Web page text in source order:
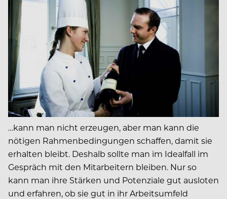
…kann man nicht erzeugen, aber man kann die
nötigen Rahmenbedingungen schaffen, damit sie
erhalten bleibt. Deshalb sollte man im Idealfall im
Gespräch mit den Mitarbeitern bleiben. Nur so
kann man ihre Stärken und Potenziale gut ausloten
und erfahren, ob sie gut in ihr Arbeitsumfeld